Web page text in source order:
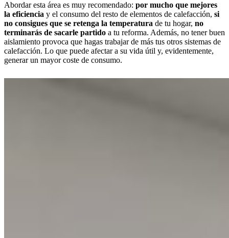
Abordar esta área es muy recomendado: por mucho que mejores
la eficiencia y el consumo del resto de elementos de calefacción, si
no consigues que se retenga la temperatura de tu hogar, no
terminarás de sacarle partido a tu reforma. Además, no tener buen
aislamiento provoca que hagas trabajar de más tus otros sistemas de
calefacción. Lo que puede afectar a su vida útil y, evidentemente,
generar un mayor coste de consumo.